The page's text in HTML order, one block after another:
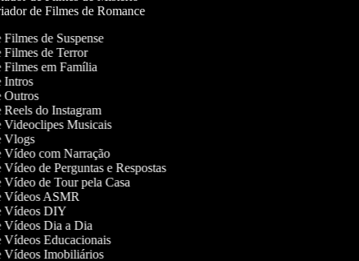
de Filmes de Romance
Filmes de Suspense
Filmes de Terror
Filmes em Família
Intros
Outros
Reels do Instagram
Videoclipes Musicais
Vlogs
Vídeo com Narração
Vídeo de Perguntas e Respostas
Vídeo de Tour pela Casa
Vídeos ASMR
Vídeos DIY
Vídeos Dia a Dia
Vídeos Educacionais
Vídeos Imobiliários